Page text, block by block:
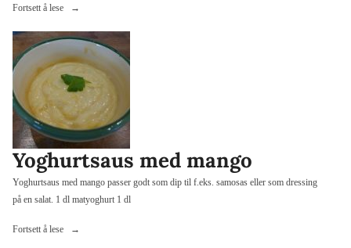
Fortsett å lese «Tandoorikylling»
Yoghurtsaus med mango
Yoghurtsaus med mango passer godt som dip til f.eks. samosas eller som dressing
på en salat. 1 dl matyoghurt 1 dl
Fortsett å lese
«Yoghurtsaus